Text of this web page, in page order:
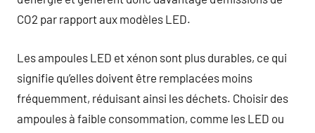
CO2 par rapport aux modèles LED.
Les ampoules LED et xénon sont plus durables, ce qui
signifie qu’elles doivent être remplacées moins
fréquemment, réduisant ainsi les déchets. Choisir des
ampoules à faible consommation, comme les LED ou